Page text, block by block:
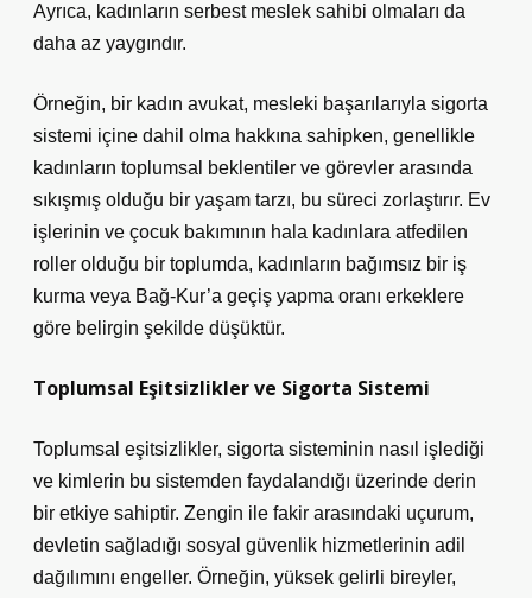
Ayrıca, kadınların serbest meslek sahibi olmaları da
daha az yaygındır.
Örneğin, bir kadın avukat, mesleki başarılarıyla sigorta
sistemi içine dahil olma hakkına sahipken, genellikle
kadınların toplumsal beklentiler ve görevler arasında
sıkışmış olduğu bir yaşam tarzı, bu süreci zorlaştırır. Ev
işlerinin ve çocuk bakımının hala kadınlara atfedilen
roller olduğu bir toplumda, kadınların bağımsız bir iş
kurma veya Bağ-Kur’a geçiş yapma oranı erkeklere
göre belirgin şekilde düşüktür.
Toplumsal Eşitsizlikler ve Sigorta Sistemi
Toplumsal eşitsizlikler, sigorta sisteminin nasıl işlediği
ve kimlerin bu sistemden faydalandığı üzerinde derin
bir etkiye sahiptir. Zengin ile fakir arasındaki uçurum,
devletin sağladığı sosyal güvenlik hizmetlerinin adil
dağılımını engeller. Örneğin, yüksek gelirli bireyler,